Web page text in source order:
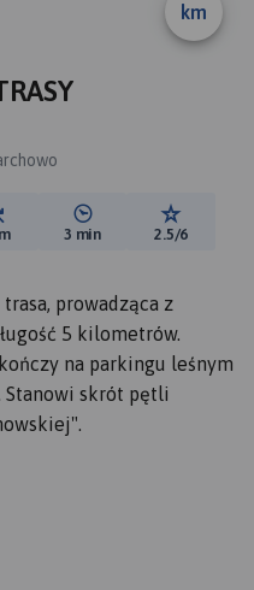
km
Suma spadków:Średni czas potrzebny
3 min Ocena
2.5/6
prowadząca z
5 kilometrów.
na parkingu leśnym
skrót pętli